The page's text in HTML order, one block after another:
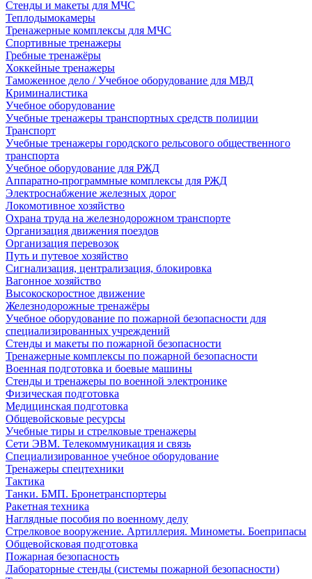
Стенды и макеты для МЧС
Теплодымокамеры
Тренажерные комплексы для МЧС
Спортивные тренажеры
Гребные тренажёры
Хоккейные тренажеры
Таможенное дело / Учебное оборудование для МВД
Криминалистика
Учебное оборудование
Учебные тренажеры транспортных средств полиции
Транспорт
Учебные тренажеры городского рельсового общественного
транспорта
Учебное оборудование для РЖД
Аппаратно-программные комплексы для РЖД
Электроснабжение железных дорог
Локомотивное хозяйство
Охрана труда на железнодорожном транспорте
Организация движения поездов
Организация перевозок
Путь и путевое хозяйство
Сигнализация, централизация, блокировка
Вагонное хозяйство
Высокоскоростное движение
Железнодорожные тренажёры
Учебное оборудование по пожарной безопасности для
специализированных учреждений
Стенды и макеты по пожарной безопасности
Тренажерные комплексы по пожарной безопасности
Военная подготовка и боевые машины
Стенды и тренажеры по военной электронике
Физическая подготовка
Медицинская подготовка
Общевойсковые ресурсы
Учебные тиры и стрелковые тренажеры
Сети ЭВМ. Телекоммуникация и связь
Специализированное учебное оборудование
Тренажеры спецтехники
Тактика
Танки. БМП. Бронетранспортеры
Ракетная техника
Наглядные пособия по военному делу
Стрелковое вооружение. Артиллерия. Минометы. Боеприпасы
Общевойсковая подготовка
Пожарная безопасность
Лабораторные стенды (системы пожарной безопасности)